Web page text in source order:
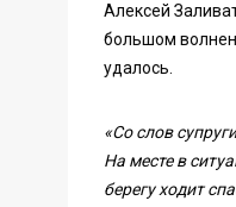
Алексей
большом
удалось.
«Со слов
На месте в
берегу ходит